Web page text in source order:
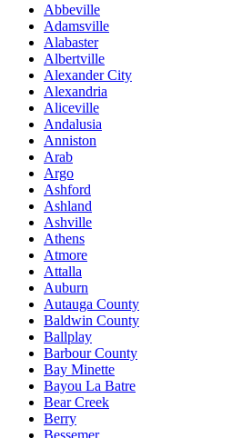
Abbeville
Adamsville
Alabaster
Albertville
Alexander City
Alexandria
Aliceville
Andalusia
Anniston
Arab
Argo
Ashford
Ashland
Ashville
Athens
Atmore
Attalla
Auburn
Autauga County
Baldwin County
Ballplay
Barbour County
Bay Minette
Bayou La Batre
Bear Creek
Berry
Bessemer